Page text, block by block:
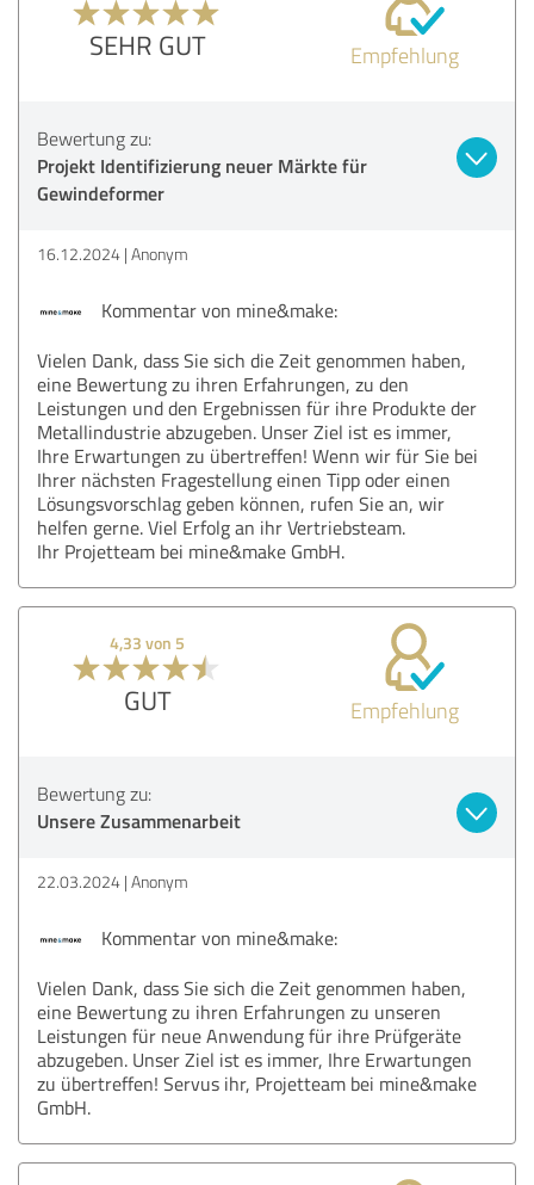
SEHR GUT Empfehlung
Bewertung zu:
Projekt Identifizierung neuer Märkte für
Gewindeformer
16.12.2024 Anonym
Kommentar von mine&make:
Vielen Dank, dass Sie sich die Zeit genommen haben,
eine Bewertung zu ihren Erfahrungen, zu den
Leistungen und den Ergebnissen für ihre Produkte der
Metallindustrie abzugeben. Unser Ziel ist es immer,
Ihre Erwartungen zu übertreffen! Wenn wir für Sie bei
Ihrer nächsten Fragestellung einen Tipp oder einen
Lösungsvorschlag geben können, rufen Sie an, wir
helfen gerne. Viel Erfolg an ihr Vertriebsteam.
Ihr Projetteam bei mine&make GmbH.
4,33 von 5
GUT Empfehlung
Bewertung zu:
Unsere Zusammenarbeit
22.03.2024 Anonym
Kommentar von mine&make:
Vielen Dank, dass Sie sich die Zeit genommen haben,
eine Bewertung zu ihren Erfahrungen zu unseren
Leistungen für neue Anwendung für ihre Prüfgeräte
abzugeben. Unser Ziel ist es immer, Ihre Erwartungen
zu übertreffen! Servus ihr, Projetteam bei mine&make
GmbH.